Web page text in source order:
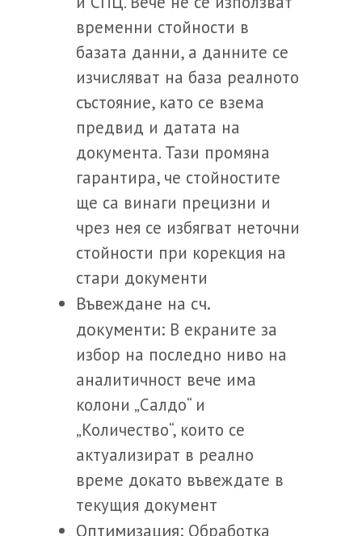
временни стойности в
базата данни, а данните се
изчисляват на база реалното
състояние, като се взема
предвид и датата на
документа. Тази промяна
гарантира, че стойностите
ще са винаги прецизни и
чрез нея се избягват неточни
стойности при корекция на
стари документи
Въвеждане на сч.
документи: В екраните за
избор на последно ниво на
аналитичност вече има
колони „Салдо“ и
„Количество“, които се
актуализират в реално
време докато въвеждате в
текущия документ
Оптимизация: Обработка